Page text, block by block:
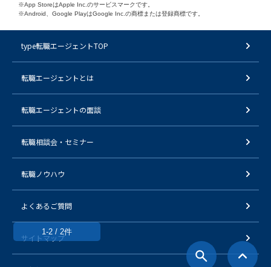
1-2 / 2件
※App StoreはApple Inc.のサービスマークです。
※Android、Google PlayはGoogle Inc.の商標または登録商標です。
type転職エージェントTOP
転職エージェントとは
転職エージェントの面談
転職相談会・セミナー
転職ノウハウ
よくあるご質問
サイトマップ